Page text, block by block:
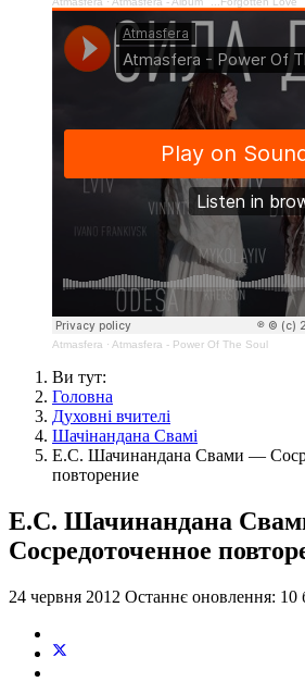
Atmasfera · Atmasfera - Power Of The Soul
Ви тут:
Головна
Духовні вчителі
Шачінандана Свамі
Е.С. Шачинандана Свами —
повторение
Е.С. Шачинандана
Сосредоточенное
24 червня 2012 Останнє оновлення: 10